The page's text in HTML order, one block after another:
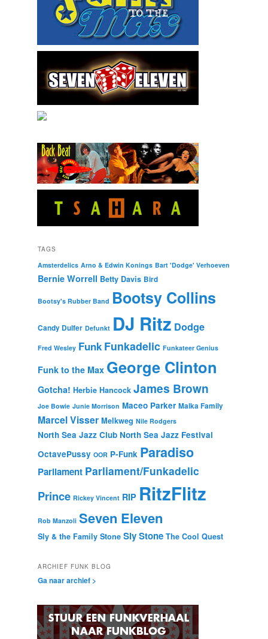
TAGS
Amsterdelics Arno & Edwin Konings Bart 'Dodge' Verhoeven
Bernie Worrell Betty Davis Bird
Bootsy's Rubber Band Bootsy Collins
Candy Dulfer Defunkt DJ Ritz Dodge
Fred Wesley Funk Funkadelic Funkateer Genius
Funk to the Max George Clinton
Gotcha! Herbie Hancock James Brown
Joe Bowie Junie Morrison Maceo Parker Malka Family
Marcel Visser Melkweg Nile Rodgers
North Sea Jazz Club North Sea Jazz Festival
OctavePussy OOR P-Funk Paradiso
Parliament Parliament/Funkadelic
Prince Rickey Vincent RIP RitzFlitz
Rob Manzoli Seven Eleven
Sly & the Family Stone Sly Stone The Cool Quest
ARCHIEF FUNK BLOG
Ga naar archief >